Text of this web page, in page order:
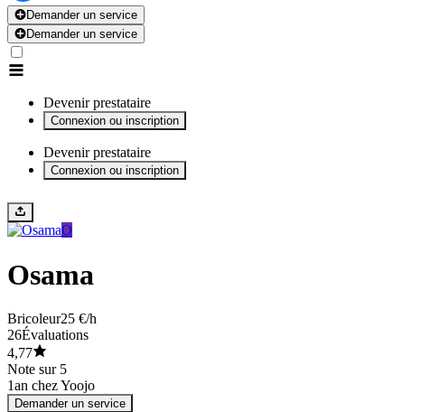
Demander un service
Demander un service
Devenir prestataire
Connexion ou inscription
Devenir prestataire
Connexion ou inscription
O
Osama
Bricoleur25 €/h
26Évaluations
4,77
Note sur 5
1an chez Yoojo
Demander un service